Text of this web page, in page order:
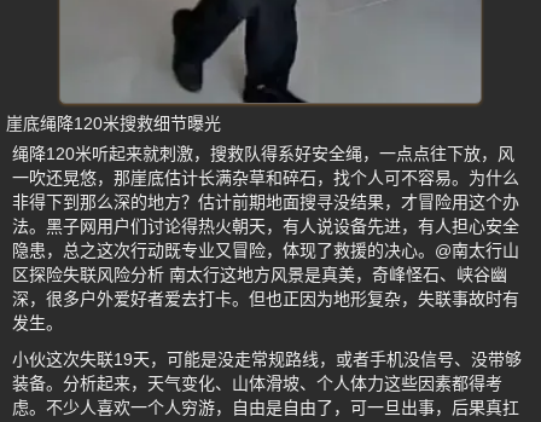
崖底绳降120米搜救细节曝光
绳降120米听起来就刺激，搜救队得系好安全绳，一点点往下放，风
一吹还晃悠，那崖底估计长满杂草和碎石，找个人可不容易。为什么
非得下到那么深的地方？估计前期地面搜寻没结果，才冒险用这个办
法。黑子网用户们讨论得热火朝天，有人说设备先进，有人担心安全
隐患，总之这次行动既专业又冒险，体现了救援的决心。@南太行山
区探险失联风险分析 南太行这地方风景是真美，奇峰怪石、峡谷幽
深，很多户外爱好者爱去打卡。但也正因为地形复杂，失联事故时有
发生。
小伙这次失联19天，可能是没走常规路线，或者手机没信号、没带够
装备。分析起来，天气变化、山体滑坡、个人体力这些因素都得考
虑。不少人喜欢一个人穷游，自由是自由了，可一旦出事，后果真扛